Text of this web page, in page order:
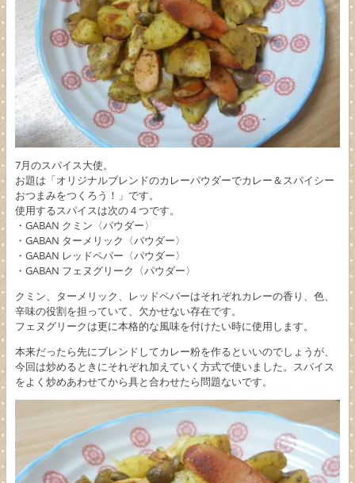
7月のスパイス大使。
お題は「オリジナルブレンドのカレーパウダーでカレー＆スパイシー
おつまみをつくろう！」です。
使用するスパイスは次の４つです。
・GABAN クミン〈パウダー〉
・GABAN ターメリック〈パウダー〉
・GABAN レッドペパー〈パウダー〉
・GABAN フェヌグリーク〈パウダー〉
クミン、ターメリック、レッドペパーはそれぞれカレーの香り、色、
辛味の役割を担っていて、欠かせない存在です。
フェヌグリークは更に本格的な風味を付けたい時に使用します。
本来だったら先にブレンドしてカレー粉を作るといいのでしょうが、
今回は炒めるときにそれぞれ加えていく方式で使いました。スパイス
をよく炒めあわせてから具と合わせたら問題ないです。